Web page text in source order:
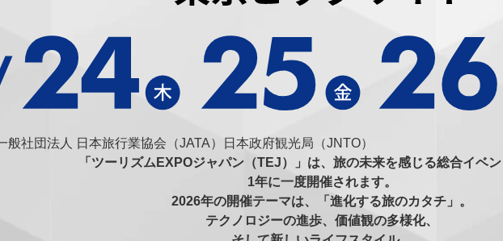
般社団法人 日本旅行業協会（JATA）
日本政府観光局（JNTO）
「ツーリズムEXPOジャパン（TEJ）」は、旅の未来を感じる総合イベ
1年に一度開催されます。
2026年の開催テーマは、「進化する旅のカタチ」。
テクノロジーの進歩、価値観の多様化、